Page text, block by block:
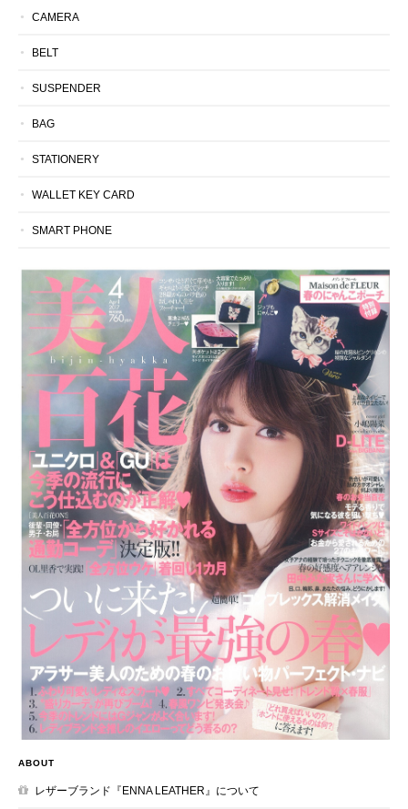
CAMERA
BELT
SUSPENDER
BAG
STATIONERY
WALLET KEY CARD
SMART PHONE
ABOUT
レザーブランド『ENNA LEATHER』について